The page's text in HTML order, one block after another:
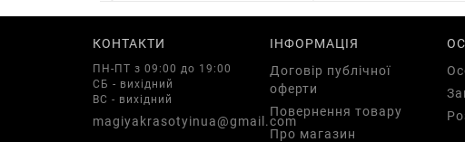
КОНТАКТИ
ПН-ПТ з 09:00 до 19:00
СБ - вихідний
ВС - вихідний
magiyakrasotyinua@gmail.com
ІНФОРМАЦІЯ
Договір публічної
оферти
Повернення товару
Про магазин